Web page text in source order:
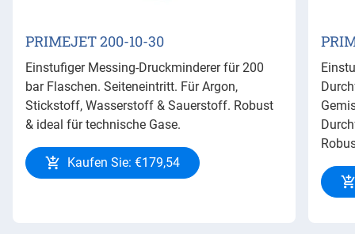
PRIMEJET 200-10-30
Einstufiger Messing-Druckminderer für 200
bar Flaschen. Seiteneintritt. Für Argon,
Stickstoff, Wasserstoff & Sauerstoff. Robust
& ideal für technische Gase.
Kaufen Sie: €179,54